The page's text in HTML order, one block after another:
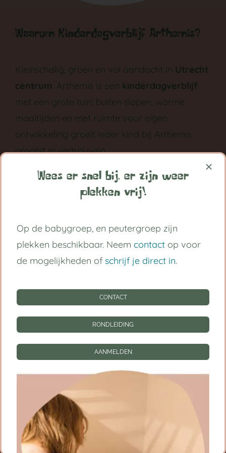
Waarom Kinderdagverblijf Arthemis?
Kleinschalig, groen en vol aandacht in Utrecht
centrum. Arthemis is een kinderdagverblijf
met een grote tuin, buiten slapen, warme
maaltijden en met ruimte voor eigen
ontwikkeling groeit ieder kind bij Arthemis
grootst in vertrouwen.
Volg ons op:
Handige links
Kinderdagverblijf Utrecht Centrum
Peutergroep
Tarieven
RONDLEIDING
AANMELDEN
Privacy instellingen
Wees er snel bij, er zijn weer
plekken vrij!
Op de babygroep, en peutergroep zijn
plekken beschikbaar. Neem contact op voor
de mogelijkheden of schrijf je direct in.
CONTACT
RONDLEIDING
AANMELDEN